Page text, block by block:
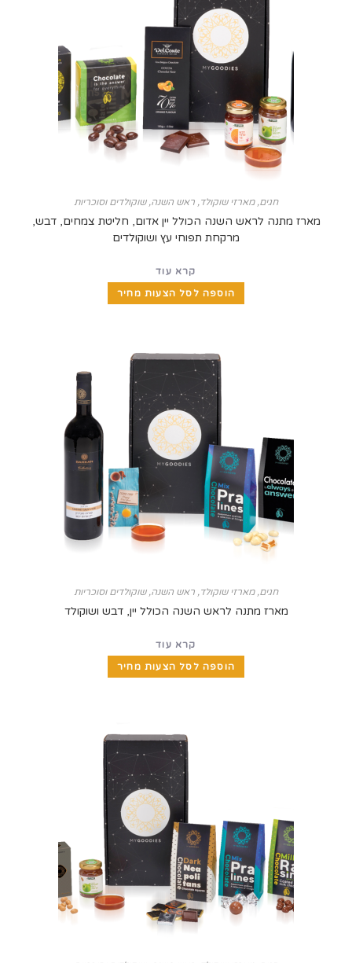
מארזי שוקולד,ראש השנה,שוקולדים וסוכריות
לראש השנה הכולל יין אדום, חליטת צמחים, דבש,
מרקחת תפוחי עץ ושוקולדים
הוספה לסל הצעות מחיר
מארזי שוקולד,ראש השנה,שוקולדים וסוכריות
מארז מתנה לראש השנה הכולל יין, דבש ושוקולד
הוספה לסל הצעות מחיר